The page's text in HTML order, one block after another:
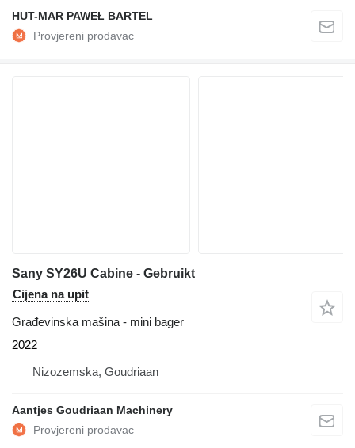
HUT-MAR PAWEŁ BARTEL
Sany SY26U Cabine - Gebruikt
Cijena na upit
Građevinska mašina - mini bager
2022
Nizozemska, Goudriaan
Aantjes Goudriaan Machinery